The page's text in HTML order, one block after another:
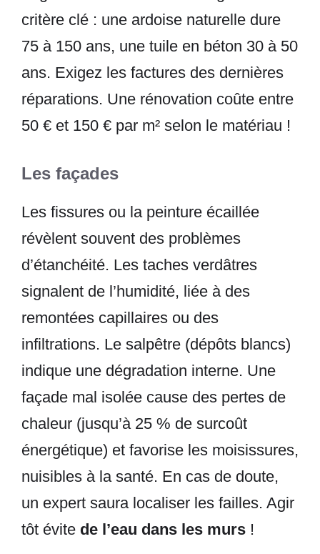
critère clé : une ardoise naturelle dure
75 à 150 ans, une tuile en béton 30 à 50
ans. Exigez les factures des dernières
réparations. Une rénovation coûte entre
50 € et 150 € par m² selon le matériau !
Les façades
Les fissures ou la peinture écaillée
révèlent souvent des problèmes
d’étanchéité. Les taches verdâtres
signalent de l’humidité, liée à des
remontées capillaires ou des
infiltrations. Le salpêtre (dépôts blancs)
indique une dégradation interne. Une
façade mal isolée cause des pertes de
chaleur (jusqu’à 25 % de surcoût
énergétique) et favorise les moisissures,
nuisibles à la santé. En cas de doute,
un expert saura localiser les failles. Agir
tôt évite de l’eau dans les murs !